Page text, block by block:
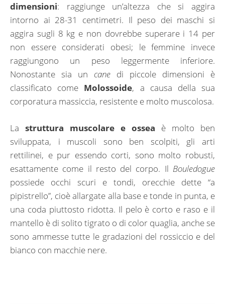
dimensioni: raggiunge un’altezza che si aggira
intorno ai 28-31 centimetri. Il peso dei maschi si
aggira sugli 8 kg e non dovrebbe superare i 14 per
non essere considerati obesi; le femmine invece
raggiungono un peso leggermente inferiore.
Nonostante sia un cane di piccole dimensioni è
classificato come Molossoide, a causa della sua
corporatura massiccia, resistente e molto muscolosa.
La struttura muscolare e ossea è molto ben
sviluppata, i muscoli sono ben scolpiti, gli arti
rettilinei, e pur essendo corti, sono molto robusti,
esattamente come il resto del corpo. Il Bouledogue
possiede occhi scuri e tondi, orecchie dette “a
pipistrello”, cioè allargate alla base e tonde in punta, e
una coda piuttosto ridotta. Il pelo è corto e raso e il
mantello è di solito tigrato o di color quaglia, anche se
sono ammesse tutte le gradazioni del rossiccio e del
bianco con macchie nere.